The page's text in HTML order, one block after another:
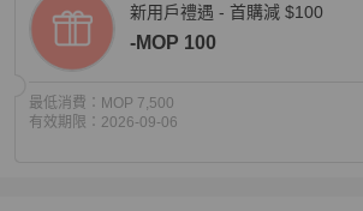
新用戶禮遇 - 首購減 $100
-MOP 100
最低消費： MOP 7,500
有效期限： 2026-09-06